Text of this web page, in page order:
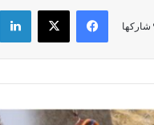
شاركها
فيسبوك